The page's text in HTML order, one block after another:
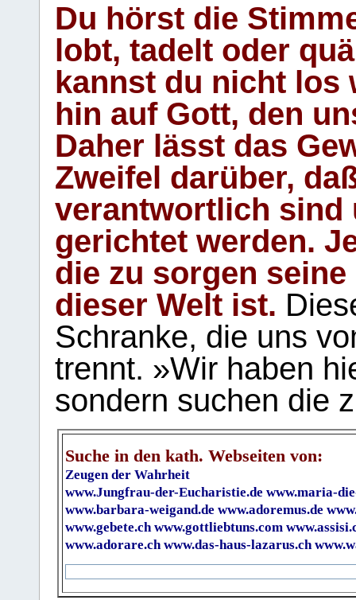
Du hörst die
lobt, tadelt oder
kannst du nicht los
hin auf Gott, den
Daher lässt das
Zweifel darüber,
verantwortlich sind
gerichtet werden.
die zu sorgen
dieser Welt ist.
Schranke, die uns
trennt. »Wir haben
sondern suchen die
Suche in den kath. Webseiten von:
Zeugen der Wahrheit
www.Jungfrau-der-Eucharistie.de www.maria-
www.barbara-weigand.de www.adoremus.de
www.gebete.ch www.gottliebtuns.com
www.adorare.ch www.das-haus-lazarus.ch